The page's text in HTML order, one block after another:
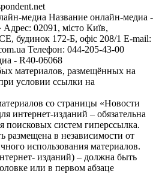
медиа Название онлайн-медиа -
02091, місто Київ,
172-Б, офіс 208/1 E-mail:
Телефон: 044-205-43-00
- R40-06068
материалов, размещённых на
условии ссылки на
со страницы «Новости
интернет-изданий – обязательна
поисковых систем гиперссылка.
размещена в независимости от
использования материалов.
изданий) – должна быть
или в первом абзаце